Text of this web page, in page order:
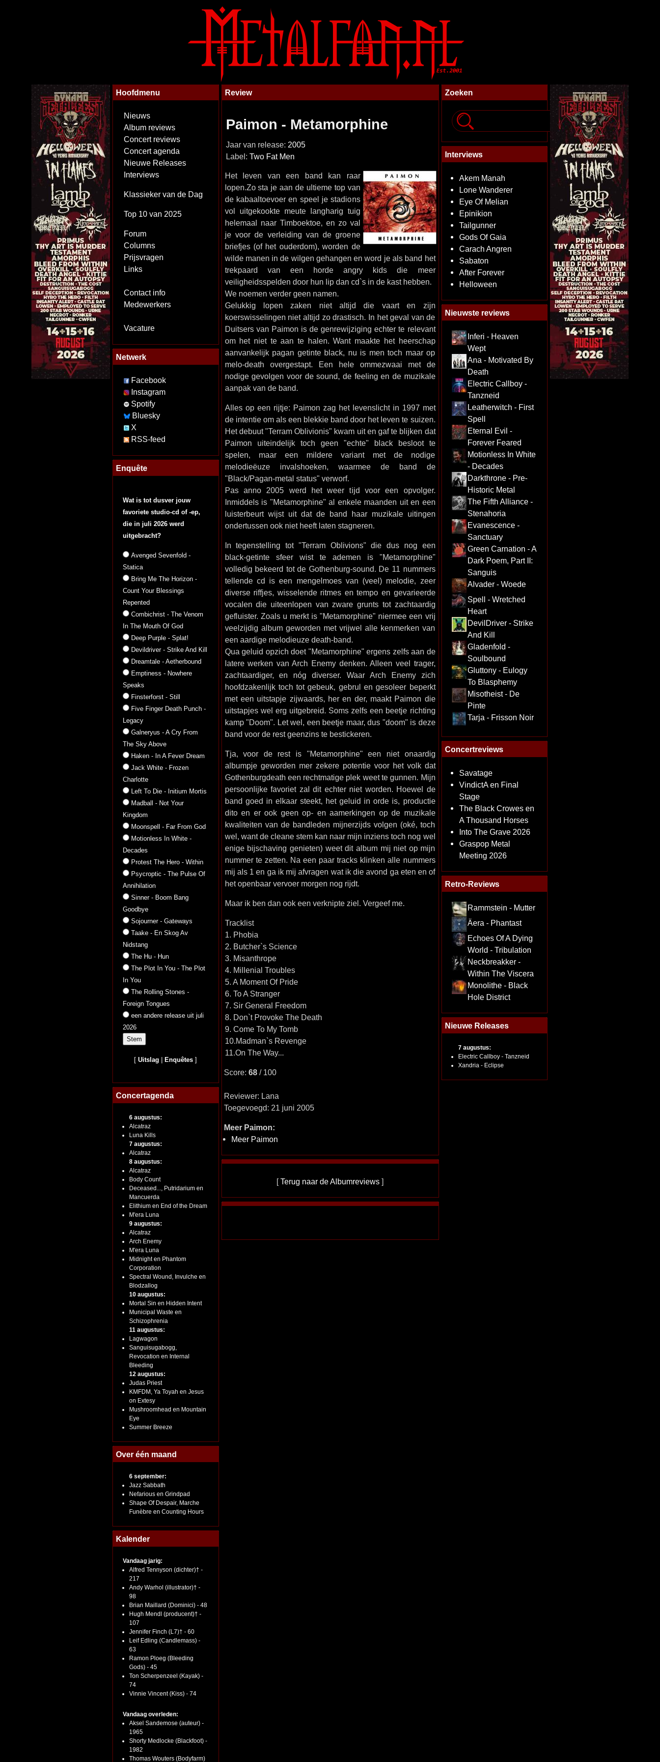
Hoofdmenu
Nieuws
Album reviews
Concert reviews
Concert agenda
Nieuwe Releases
Interviews
Klassieker van de Dag
Top 10 van 2025
Forum
Columns
Prijsvragen
Links
Contact info
Medewerkers
Vacature
Netwerk
Facebook
Instagram
Spotify
Bluesky
X
RSS-feed
Enquête
Wat is tot dusver jouw
favoriete studio-cd of -ep,
die in juli 2026 werd
uitgebracht?
Avenged Sevenfold -
Statica
Bring Me The Horizon -
Count Your Blessings
Repented
Combichrist - The Venom
In The Mouth Of God
Deep Purple - Splat!
Devildriver - Strike And Kill
Dreamtale - Aetherbound
Emptiness - Nowhere
Speaks
Finsterforst - Still
Five Finger Death Punch -
Legacy
Galneryus - A Cry From
The Sky Above
Haken - In A Fever Dream
Jack White - Frozen
Charlotte
Left To Die - Initium Mortis
Madball - Not Your
Kingdom
Moonspell - Far From God
Motionless In White -
Decades
Protest The Hero - Within
Psycroptic - The Pulse Of
Annihilation
Sinner - Boom Bang
Goodbye
Sojourner - Gateways
Taake - En Skog Av
Nidstang
The Hu - Hun
The Plot In You - The Plot
In You
The Rolling Stones -
Foreign Tongues
een andere release uit juli
2026
[Uitslag Enquêtes ]
Concertagenda
6 augustus:
Alcatraz
Luna Kills
7 augustus:
Alcatraz
8 augustus:
Alcatraz
Body Count
Deceased..., Putridarium en
Mancuerda
Elithium en End of the Dream
M'era Luna
9 augustus:
Alcatraz
Arch Enemy
M'era Luna
Midnight en Phantom
Corporation
Spectral Wound, Invulche en
Blodzallog
10 augustus:
Mortal Sin en Hidden Intent
Municipal Waste en
Schizophrenia
11 augustus:
Lagwagon
Sanguisugabogg,
Revocation en Internal
Bleeding
12 augustus:
Judas Priest
KMFDM, Ya Toyah en Jesus
on Extesy
Mushroomhead en Mountain
Eye
Summer Breeze
Over één maand
6 september:
Jazz Sabbath
Nefarious en Grindpad
Shape Of Despair, Marche
Funèbre en Counting Hours
Kalender
Vandaag jarig:
Alfred Tennyson (dichter)† -
217
Andy Warhol (illustrator)† -
98
Brian Maillard (Dominici) - 48
Hugh Mendl (producent)† -
107
Jennifer Finch (L7)† - 60
Leif Edling (Candlemass) -
63
Ramon Ploeg (Bleeding
Gods) - 45
Ton Scherpenzeel (Kayak) -
74
Vinnie Vincent (Kiss) - 74
Vandaag overleden:
Aksel Sandemose (auteur) -
1965
Shorty Medlocke (Blackfoot) -
1982
Thomas Wouters (Bodyfarm)
Review
Paimon - Metamorphine
Jaar van release: 2005
Label: Two Fat Men
Het leven van een band kan raar
lopen.Zo sta je aan de ultieme top van
de kabaaltoevoer en speel je stadions
vol uitgekookte meute langharig tuig
helemaal naar Timboektoe, en zo val
je voor de verleiding van de groene
briefjes (of het ouderdom), worden de
wilde manen in de wilgen gehangen en word je als band het
trekpaard van een horde angry kids die meer
veiligheidsspelden door hun lip dan cd`s in de kast hebben.
We noemen verder geen namen.
Gelukkig lopen zaken niet altijd die vaart en zijn
koerswisselingen niet altijd zo drastisch. In het geval van de
Duitsers van Paimon is de genrewijziging echter te relevant
om het niet te aan te halen. Want maakte het heerschap
aanvankelijk pagan getinte black, nu is men toch maar op
melo-death overgestapt. Een hele ommezwaai met de
nodige gevolgen voor de sound, de feeling en de muzikale
aanpak van de band.
Alles op een rijtje: Paimon zag het levenslicht in 1997 met
de intentie om als een blekkie band door het leven te suizen.
Het debuut "Terram Oblivionis" kwam uit en gaf te blijken dat
Paimon uiteindelijk toch geen "echte" black besloot te
spelen, maar een mildere variant met de nodige
melodieëuze invalshoeken, waarmee de band de
"Black/Pagan-metal status" verworf.
Pas anno 2005 werd het weer tijd voor een opvolger.
Inmiddels is "Metamorphine" al enkele maanden uit en een
luisterbeurt wijst uit dat de band haar muzikale uitingen
ondertussen ook niet heeft laten stagneren.
In tegenstelling tot "Terram Oblivions" die dus nog een
black-getinte sfeer wist te ademen is "Metamorphine"
volledig bekeerd tot de Gothenburg-sound. De 11 nummers
tellende cd is een mengelmoes van (veel) melodie, zeer
diverse riffjes, wisselende ritmes en tempo en gevarieerde
vocalen die uiteenlopen van zware grunts tot zachtaardig
gefluister. Zoals u merkt is "Metamorphine" niermee een vrij
veelzijdig album geworden met vrijwel alle kenmerken van
een aardige melodieuze death-band.
Qua geluid opzich doet "Metamorphine" ergens zelfs aan de
latere werken van Arch Enemy denken. Alleen veel trager,
zachtaardiger, en nóg diverser. Waar Arch Enemy zich
hoofdzakenlijk toch tot gebeuk, gebrul en gesoleer beperkt
met een uitstapje zijwaards, her en der, maakt Paimon die
uitstapjes wel erg uitgebreid. Soms zelfs een beetje richting
kamp "Doom". Let wel, een beetje maar, dus "doom" is deze
band voor de rest geenzins te bestickeren.
Tja, voor de rest is "Metamorphine" een niet onaardig
albumpje geworden mer zekere potentie voor het volk dat
Gothenburgdeath een rechtmatige plek weet te gunnen. Mijn
persoonlijke favoriet zal dit echter niet worden. Hoewel de
band goed in elkaar steekt, het geluid in orde is, productie
dito en er ook geen op- en aamerkingen op de muzikale
kwaliteiten van de bandleden mijnerzijds volgen (oké, toch
wel, want de cleane stem kan naar mijn inziens toch nog wel
enige bijschaving genieten) weet dit album mij niet op mijn
nummer te zetten. Na een paar tracks klinken alle nummers
mij als 1 en ga ik mij afvragen wat ik die avond ga eten en of
het openbaar vervoer morgen nog rijdt.
Maar ik ben dan ook een verknipte ziel. Vergeef me.
Tracklist
1. Phobia
2. Butcher`s Science
3. Misanthrope
4. Millenial Troubles
5. A Moment Of Pride
6. To A Stranger
7. Sir General Freedom
8. Don`t Provoke The Death
9. Come To My Tomb
10.Madman`s Revenge
11.On The Way...
Score: 68/ 100
Reviewer: Lana
Toegevoegd: 21 juni 2005
Meer Paimon:
Meer Paimon
[Terug naar de Albumreviews ]
Zoeken
Interviews
Akem Manah
Lone Wanderer
Eye Of Melian
Epinikion
Tailgunner
Gods Of Gaia
Carach Angren
Sabaton
After Forever
Helloween
Nieuwste reviews
Inferi - Heaven
Wept
Ana - Motivated By
Death
Electric Callboy -
Tanzneid
Leatherwitch - First
Spell
Eternal Evil -
Forever Feared
Motionless In White
- Decades
Darkthrone - Pre-
Historic Metal
The Fifth Alliance -
Stenahoria
Evanescence -
Sanctuary
Green Carnation - A
Dark Poem, Part II:
Sanguis
Alvader - Woede
Spell - Wretched
Heart
DevilDriver - Strike
And Kill
Gladenfold -
Soulbound
Gluttony - Eulogy
To Blasphemy
Misotheist - De
Pinte
Tarja - Frisson Noir
Concertreviews
Savatage
VindictA en Final
Stage
The Black Crowes en
A Thousand Horses
Into The Grave 2026
Graspop Metal
Meeting 2026
Retro-Reviews
Rammstein - Mutter
Äera - Phantast
Echoes Of A Dying
World - Tribulation
Neckbreakker -
Within The Viscera
Monolithe - Black
Hole District
Nieuwe Releases
7 augustus:
Electric Callboy - Tanzneid
Xandria - Eclipse